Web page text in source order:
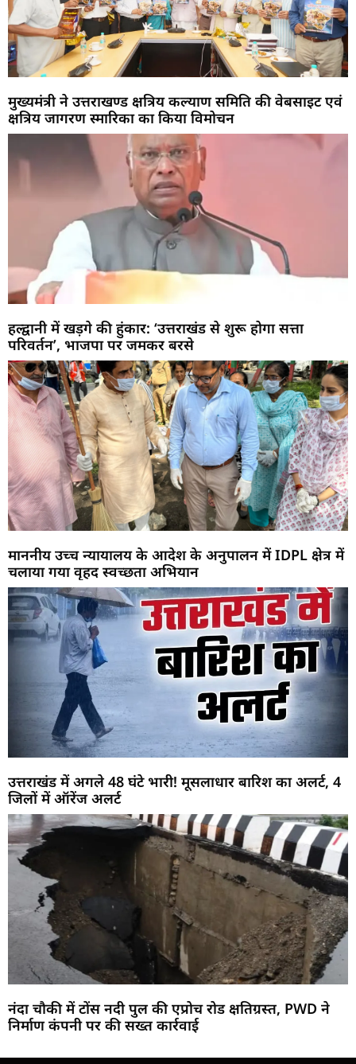
मुख्यमंत्री ने उत्तराखण्ड क्षत्रिय कल्याण समिति की वेबसाइट एवं
क्षत्रिय जागरण स्मारिका का किया विमोचन
हल्द्वानी में खड़गे की हुंकार: ‘उत्तराखंड से शुरू होगा सत्ता
परिवर्तन’, भाजपा पर जमकर बरसे
माननीय उच्च न्यायालय के आदेश के अनुपालन में IDPL क्षेत्र में
चलाया गया वृहद स्वच्छता अभियान
उत्तराखंड में अगले 48 घंटे भारी! मूसलाधार बारिश का अलर्ट, 4
जिलों में ऑरेंज अलर्ट
नंदा चौकी में टोंस नदी पुल की एप्रोच रोड क्षतिग्रस्त, PWD ने
निर्माण कंपनी पर की सख्त कार्रवाई